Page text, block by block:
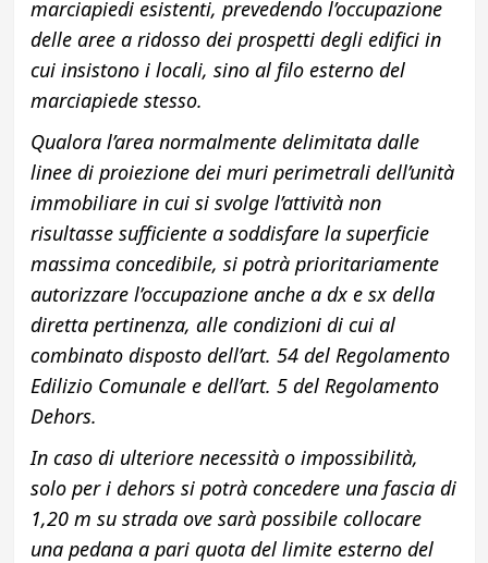
marciapiedi esistenti, prevedendo l’occupazione
delle aree a ridosso dei prospetti degli edifici in
cui insistono i locali, sino al filo esterno del
marciapiede stesso.
Qualora l’area normalmente delimitata dalle
linee di proiezione dei muri perimetrali dell’unità
immobiliare in cui si svolge l’attività non
risultasse sufficiente a soddisfare la superficie
massima concedibile, si potrà prioritariamente
autorizzare l’occupazione anche a dx e sx della
diretta pertinenza, alle condizioni di cui al
combinato disposto dell’art. 54 del Regolamento
Edilizio Comunale e dell’art. 5 del Regolamento
Dehors.
In caso di ulteriore necessità o impossibilità,
solo per i dehors si potrà concedere una fascia di
1,20 m su strada ove sarà possibile collocare
una pedana a pari quota del limite esterno del